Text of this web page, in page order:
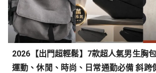
2026【出門超輕鬆】7款超人氣男生胸
運動、休閒、時尚、日常通勤必備 斜跨